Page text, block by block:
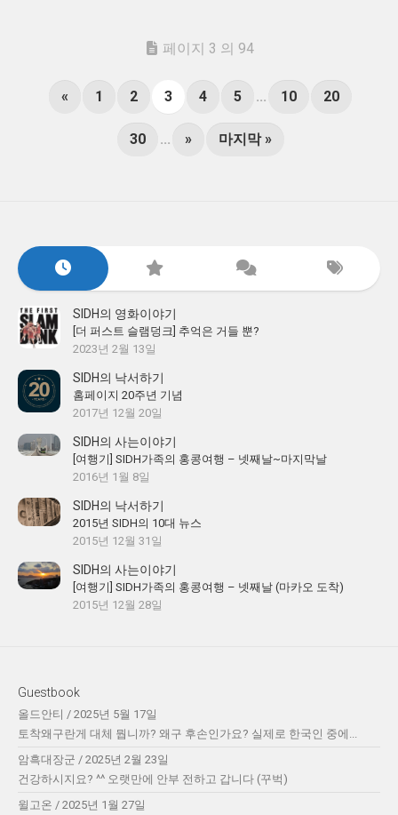
페이지 3 의 94
« 1 2 3 4 5 ... 10 20
30 ... » 마지막 »
SIDH의 영화이야기
[더 퍼스트 슬램덩크] 추억은 거들 뿐?
2023년 2월 13일
SIDH의 낙서하기
홈페이지 20주년 기념
2017년 12월 20일
SIDH의 사는이야기
[여행기] SIDH가족의 홍콩여행 – 넷째날~마지막날
2016년 1월 8일
SIDH의 낙서하기
2015년 SIDH의 10대 뉴스
2015년 12월 31일
SIDH의 사는이야기
[여행기] SIDH가족의 홍콩여행 – 넷째날 (마카오 도착)
2015년 12월 28일
Guestbook
올드안티 / 2025년 5월 17일
토착왜구란게 대체 뭡니까? 왜구 후손인가요? 실제로 한국인 중에...
암흑대장군 / 2025년 2월 23일
건강하시지요? ^^ 오랫만에 안부 전하고 갑니다 (꾸벅)
윌고온 / 2025년 1월 27일